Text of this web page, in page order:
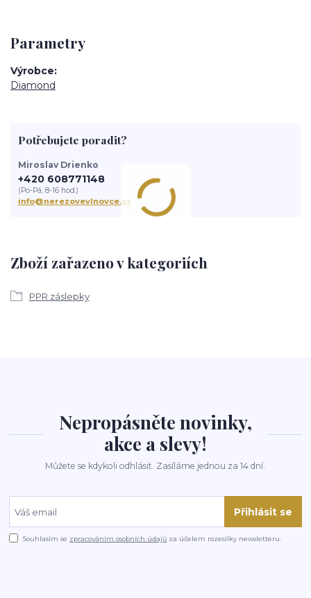
Parametry
Výrobce
Diamond
Zboží zařazeno v kategoriích
PPR záslepky
Potřebujete poradit?
Miroslav Drienko
+420 608771148
(Po-Pá, 8-16 hod.)
info@nerezovevlnovce.cz
Nepropásněte novinky,
akce a slevy!
Můžete se kdykoli odhlásit. Zasíláme jednou za 14 dní.
Přihlásit se
Souhlasím se zpracováním osobních údajů za účelem rozesílky newsletteru.